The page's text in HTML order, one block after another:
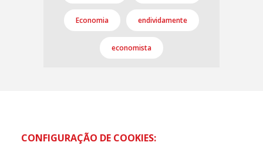
Economia endividamente
economista
CONFIGURAÇÃO DE COOKIES: